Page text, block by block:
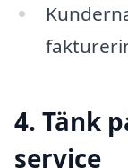
4. Tänk
service